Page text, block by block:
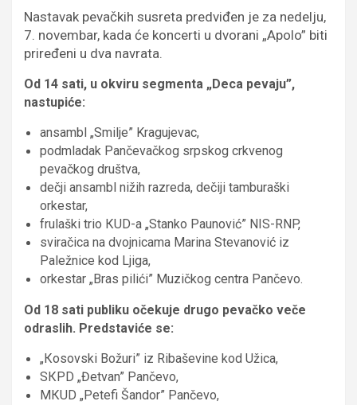
Nastavak pevačkih susreta predviđen je za nedelju,
7. novembar, kada će koncerti u dvorani „Apolo” biti
priređeni u dva navrata.
Od 14 sati, u okviru segmenta „Deca pevaju”,
nastupiće:
ansambl „Smilje” Kragujevac,
podmladak Pančevačkog srpskog crkvenog
pevačkog društva,
dečji ansambl nižih razreda, dečiji tamburaški
orkestar,
frulaški trio КUD-a „Stanko Paunović” NIS-RNP,
sviračica na dvojnicama Marina Stevanović iz
Paležnice kod Ljiga,
orkestar „Bras pilići” Muzičkog centra Pančevo.
Od 18 sati publiku očekuje drugo pevačko veče
odraslih. Predstaviće se:
„Кosovski Božuri” iz Ribaševine kod Užica,
SКPD „Đetvan” Pančevo,
MКUD „Petefi Šandor” Pančevo,